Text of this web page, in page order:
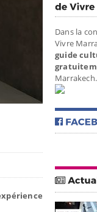
Dans la
Vivre
guide
Marrakech.